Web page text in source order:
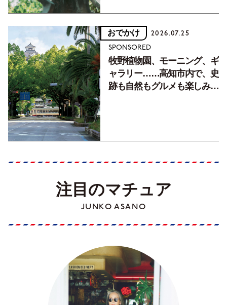
おでかけ 2026.07.25
SPONSORED
牧野植物園、モーニング、ギ
ャラリー……高知市内で、史
跡も自然もグルメも楽しみ尽
注目のマチュア
JUNKO ASANO